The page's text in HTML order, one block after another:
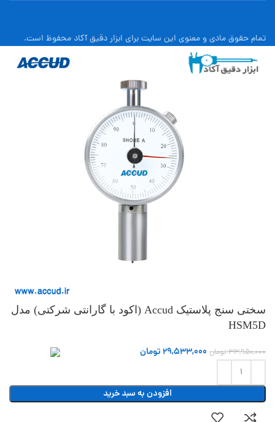
تمام حقوق مادی و معنوی این سایت برای ابزار دقیق آکاد محفوظ است.
سختی سنج پلاستیک Accud (اکود با گارانتی شرکتی) مدل
HSM5D
33,950,000تومان 29,533,000تومان
افزودن به سبد خرید